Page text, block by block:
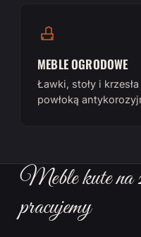
MEBLE OGRODOWE
Ławki, stoły i
powłoką
Meble kute na
pracujemy